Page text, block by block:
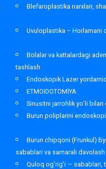
Blefaroplastika narxlari,
Uvuloplastika – Horlamani
Bolalar va kattalardagi
tashlash
Endoskopik Lazer
ETMOIDOTOMİYA
Sinusitni jarrohlik yo’li
Burun poliplarini
Burun chipqoni (Frunkul)
sabablari va samarali davolash
Quloq og’rig’i — sabablari,